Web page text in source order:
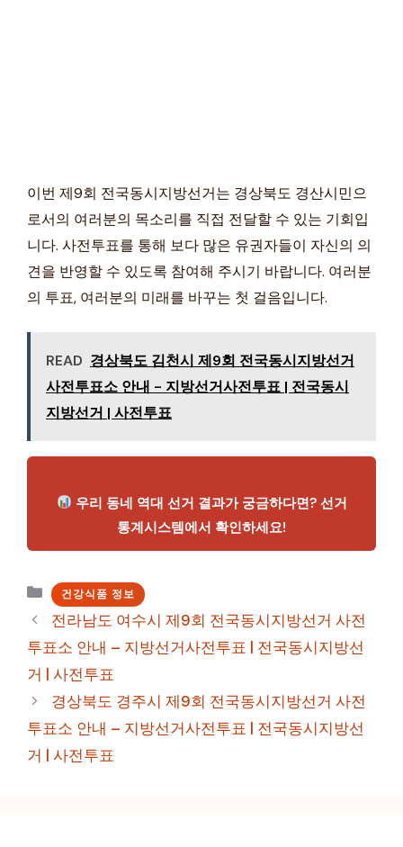
이번 제9회 전국동시지방선거는 경상북도 경산시민으
로서의 여러분의 목소리를 직접 전달할 수 있는 기회입
니다. 사전투표를 통해 보다 많은 유권자들이 자신의 의
견을 반영할 수 있도록 참여해 주시기 바랍니다. 여러분
의 투표, 여러분의 미래를 바꾸는 첫 걸음입니다.
READ 경상북도 김천시 제9회 전국동시지방선거
사전투표소 안내 - 지방선거사전투표 | 전국동시
지방선거 | 사전투표
우리 동네 역대 선거 결과가 궁금하다면? 선거
통계시스템에서 확인하세요!
카
테
리
건강식품 정보
전라남도 여수시 제9회 전국동시지방선거 사전
투표소 안내 – 지방선거사전투표 | 전국동시지방선
거 | 사전투표
경상북도 경주시 제9회 전국동시지방선거 사전
투표소 안내 – 지방선거사전투표 | 전국동시지방선
거 | 사전투표